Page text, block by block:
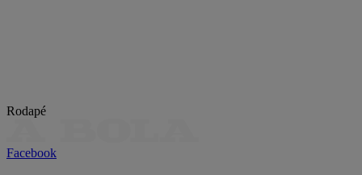
Rodapé
Facebook